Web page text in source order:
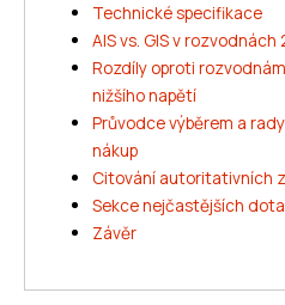
Technické specifikace
AIS vs. GIS v rozvodnách
Rozdíly oproti rozvodnám
nižšího napětí
Průvodce výběrem a
nákup
Citování autoritativních
Sekce nejčastějších
Závěr